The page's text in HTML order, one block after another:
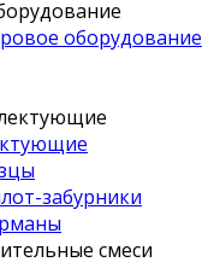
оборудование
забурники